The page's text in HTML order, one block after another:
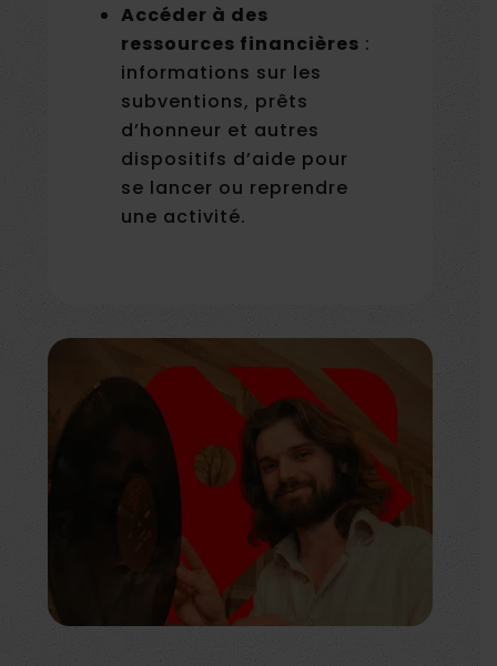
Accéder à des
ressources financières :
informations sur les
subventions, prêts
d’honneur et autres
dispositifs d’aide pour
se lancer ou reprendre
une activité.